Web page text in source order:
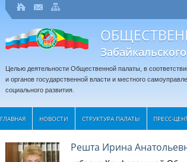
Целью деятельности Общественной палаты, в
и органов государственной власти и местного
социального развития.
ГЛАВНАЯ НОВОСТИ СТРУКТУРА ПАЛАТЫ ПРЕСС-
Решта Ирина